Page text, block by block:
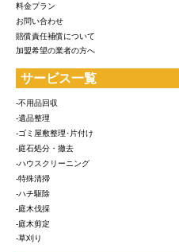
料金プラン
お問い合わせ
賠償責任補償について
加盟希望の業者の方へ
サービス一覧
-不用品回収
-遺品整理
-ゴミ屋敷整理･片付け
-庭石処分・撤去
-ハウスクリーニング
-特殊清掃
-ハチ駆除
-庭木伐採
-庭木剪定
-草刈り